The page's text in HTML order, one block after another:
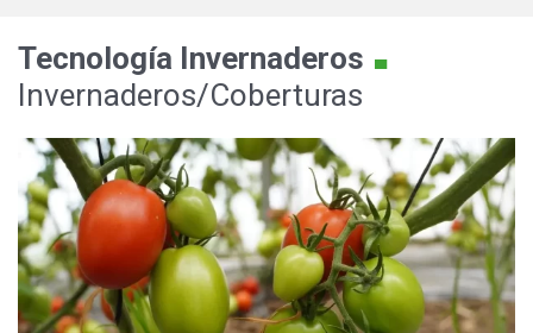
Tecnología Invernaderos .
Invernaderos/Coberturas